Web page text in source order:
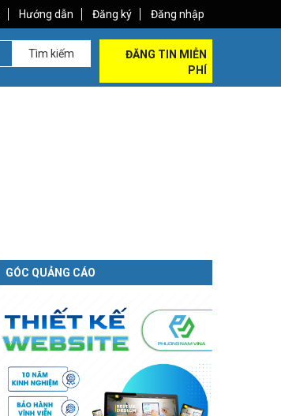
Hướng dẫn Đăng ký Đăng nhập
Tìm kiếm
ĐĂNG TIN MIỄN
PHÍ
GÓC QUẢNG CÁO